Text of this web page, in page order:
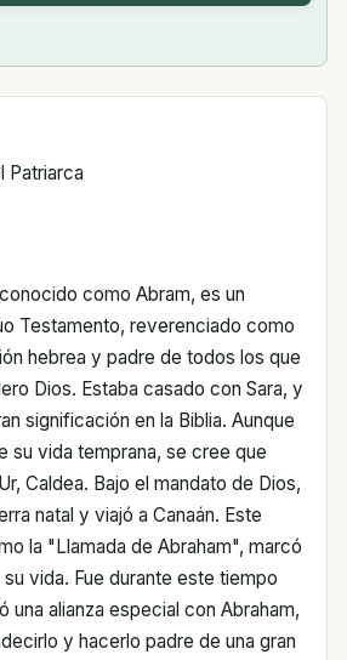
Patriarca
como Abram, es un
Testamento, reverenciado como
hebrea y padre de todos los que
Dios. Estaba casado con Sara, y
significación en la Biblia. Aunque
su vida temprana, se cree que
Caldea. Bajo el mandato de Dios,
natal y viajó a Canaán. Este
la "Llamada de Abraham", marcó
vida. Fue durante este tiempo
una alianza especial con Abraham,
y hacerlo padre de una gran